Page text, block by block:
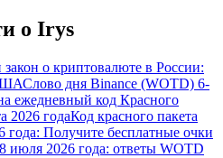
о Irys
о криптовалюте в России:
Слово дня Binance (WOTD) 6-
ежедневный код Красного
2026 годаКод красного пакета
года: Получите бесплатные очки
июля 2026 года: ответы WOTD